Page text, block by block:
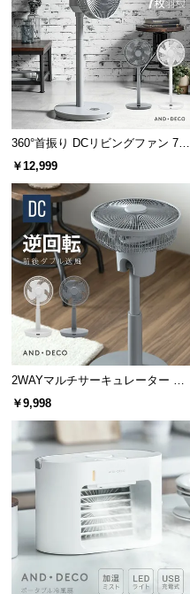
つ
い
て
中
型
商
配
送
に
つ
い
て
小
商
品
の
配
送
つ
て
開
360°首振り DCリビングファン 7枚
羽根 26段階風量 高さ調節可能
￥12,999
2WAYマルチサーキュレーター 前
後ダブル送風
￥9,998